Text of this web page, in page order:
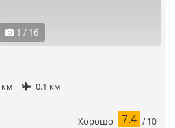
1 / 16
км 0.1 км
Хорошо 7.4 / 10